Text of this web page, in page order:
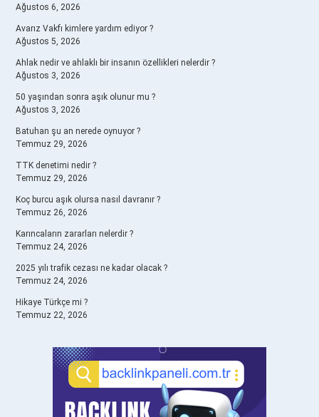
Ağustos 6, 2026
Avarız Vakfı kimlere yardım ediyor ?
Ağustos 5, 2026
Ahlak nedir ve ahlaklı bir insanın özellikleri nelerdir ?
Ağustos 3, 2026
50 yaşından sonra aşık olunur mu ?
Ağustos 3, 2026
Batuhan şu an nerede oynuyor ?
Temmuz 29, 2026
TTK denetimi nedir ?
Temmuz 29, 2026
Koç burcu aşık olursa nasıl davranır ?
Temmuz 26, 2026
Karıncaların zararları nelerdir ?
Temmuz 24, 2026
2025 yılı trafik cezası ne kadar olacak ?
Temmuz 24, 2026
Hikaye Türkçe mi ?
Temmuz 22, 2026